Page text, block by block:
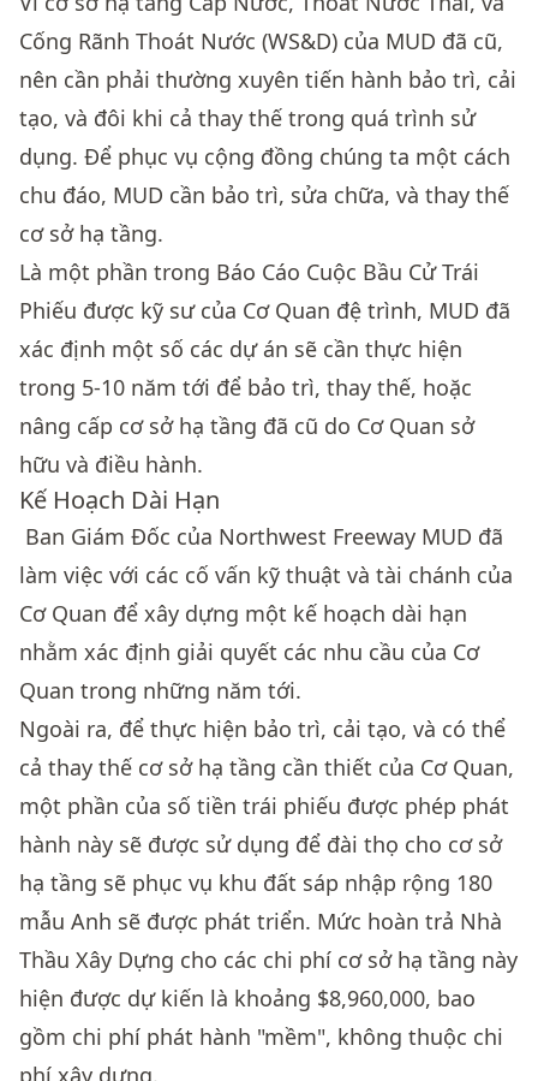
Cống Rãnh Thoát Nước (WS&D) của MUD đã cũ,
nên cần phải thường xuyên tiến hành bảo trì, cải
tạo, và đôi khi cả thay thế trong quá trình sử
dụng. Để phục vụ cộng đồng chúng ta một cách
chu đáo, MUD cần bảo trì, sửa chữa, và thay thế
cơ sở hạ tầng.
Là một phần trong Báo Cáo Cuộc Bầu Cử Trái
Phiếu được kỹ sư của Cơ Quan đệ trình, MUD đã
xác định một số các dự án sẽ cần thực hiện
trong 5-10 năm tới để bảo trì, thay thế, hoặc
nâng cấp cơ sở hạ tầng đã cũ do Cơ Quan sở
hữu và điều hành.
Kế Hoạch Dài Hạn
Ban Giám Đốc của Northwest Freeway MUD đã
làm việc với các cố vấn kỹ thuật và tài chánh của
Cơ Quan để xây dựng một kế hoạch dài hạn
nhằm xác định giải quyết các nhu cầu của Cơ
Quan trong những năm tới.
Ngoài ra, để thực hiện bảo trì, cải tạo, và có thể
cả thay thế cơ sở hạ tầng cần thiết của Cơ Quan,
một phần của số tiền trái phiếu được phép phát
hành này sẽ được sử dụng để đài thọ cho cơ sở
hạ tầng sẽ phục vụ khu đất sáp nhập rộng 180
mẫu Anh sẽ được phát triển. Mức hoàn trả Nhà
Thầu Xây Dựng cho các chi phí cơ sở hạ tầng này
hiện được dự kiến là khoảng $8,960,000, bao
gồm chi phí phát hành "mềm", không thuộc chi
phí xây dựng.